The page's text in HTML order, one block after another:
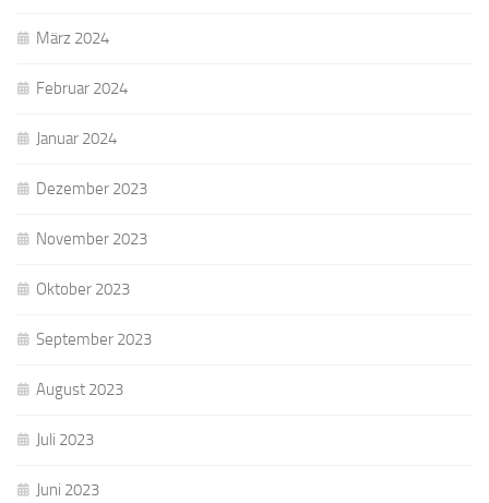
März 2024
Februar 2024
Januar 2024
Dezember 2023
November 2023
Oktober 2023
September 2023
August 2023
Juli 2023
Juni 2023